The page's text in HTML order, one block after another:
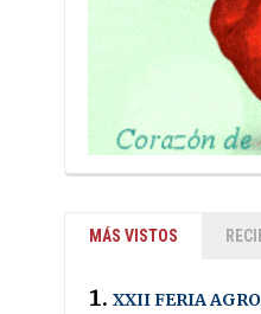
MÁS VISTOS
XXII FERIA